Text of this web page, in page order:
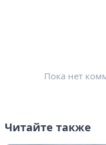
Пока нет
Читайте также